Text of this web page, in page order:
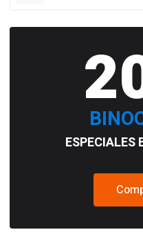
ESPECIALES